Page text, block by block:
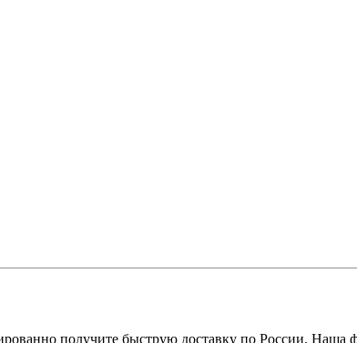
получите быструю доставку по России. Наша